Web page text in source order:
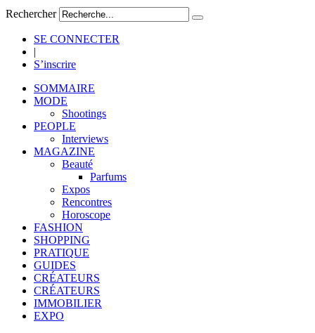
Rechercher
SE CONNECTER
|
S’inscrire
SOMMAIRE
MODE
Shootings
PEOPLE
Interviews
MAGAZINE
Beauté
Parfums
Expos
Rencontres
Horoscope
FASHION
SHOPPING
PRATIQUE
GUIDES
CRÉATEURS
CRÉATEURS
IMMOBILIER
EXPO